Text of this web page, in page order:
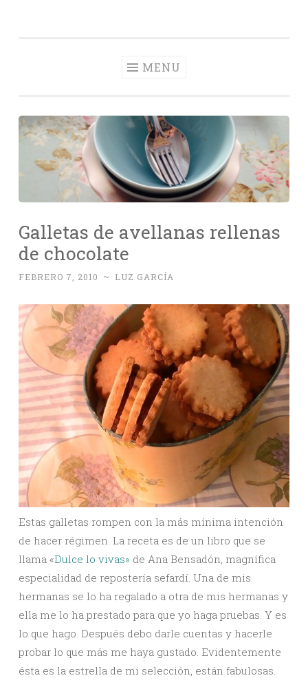
MENU
Galletas de avellanas rellenas
de chocolate
FEBRERO 7, 2010 ~ LUZ GARCÍA
Estas galletas rompen con la más mínima intención
de hacer régimen. La receta es de un libro que se
llama «Dulce lo vivas» de Ana Bensadón, magnífica
especialidad de repostería sefardí. Una de mis
hermanas se lo ha regalado a otra de mis hermanas y
ella me lo ha prestado para que yo haga pruebas. Y es
lo que hago. Después debo darle cuentas y hacerle
probar lo que más me haya gustado. Evidentemente
ésta es la estrella de mi selección, están fabulosas.